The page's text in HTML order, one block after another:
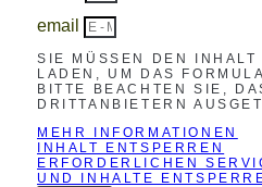
email
SIE MÜSSEN DEN INHALT
LADEN, UM DAS
BITTE BEACHTEN SIE,
DRITTANBIETERN
MEHR INFORMATIONEN
INHALT ENTSPERREN
ERFORDERLICHEN
UND INHALTE